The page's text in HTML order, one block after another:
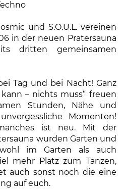
und S.O.U.L. vereinen
in der neuen Pratersauna
dritten gemeinsamen
Tag und bei Nacht! Ganz
– nichts muss“ freuen
Stunden, Nähe und
Momenten!
ist neu. Mit der
wurden Garten und
im Garten als auch
mehr Platz zum Tanzen,
auch sonst noch die eine
auf euch.